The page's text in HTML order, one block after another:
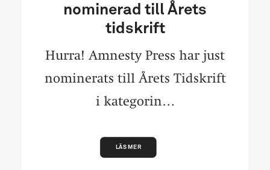
nominerad till Årets
tidskrift
Hurra! Amnesty Press har just
nominerats till Årets Tidskrift
i kategorin…
LÄS MER